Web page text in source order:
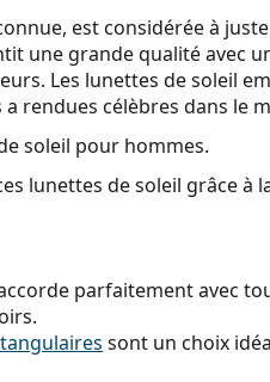
est considérée à
une grande qualité avec
Les lunettes de soleil
rendues célèbres dans le
soleil pour hommes.
lunettes de soleil grâce à
parfaitement avec
sont un choix